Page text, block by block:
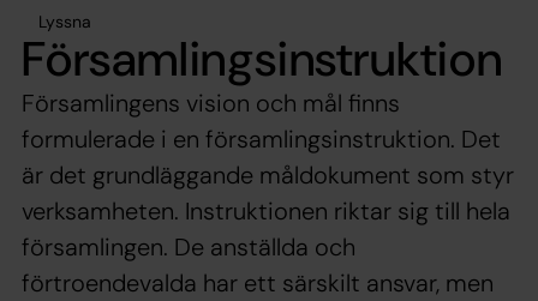
Lyssna
Församlingsinstruktion
Församlingens vision och mål finns
formulerade i en församlingsinstruktion. Det
är det grundläggande måldokument som styr
verksamheten. Instruktionen riktar sig till hela
församlingen. De anställda och
förtroendevalda har ett särskilt ansvar, men